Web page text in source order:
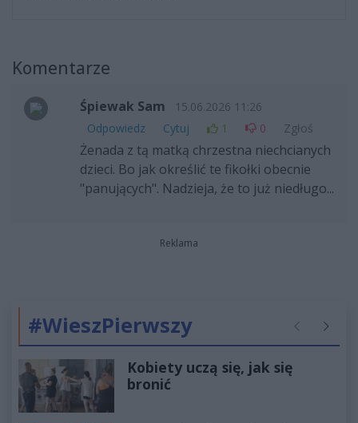
Komentarze
Śpiewak Sam
15.06.2026 11:26
Odpowiedz
Cytuj 1 0 Zgłoś
Żenada z tą matką chrzestna niechcianych
dzieci. Bo jak określić te fikołki obecnie
"panujących". Nadzieja, że to już niedługo...
Reklama
#WieszPierwszy Poprzednie
Kobiety uczą się, jak się
bronić